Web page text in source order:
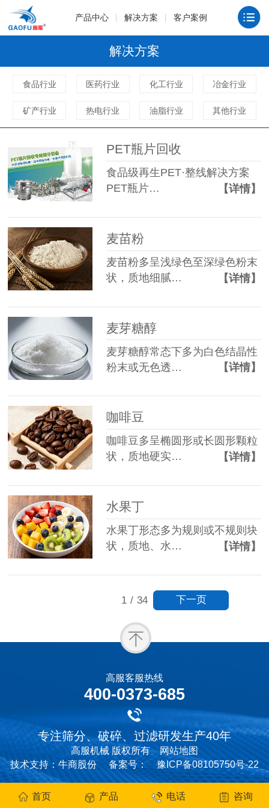
产品中心 解决方案 客户案例
解决方案
食品行业 医药行业 化工行业 冶金行业
矿产行业 热电行业 油脂行业 其他行业
PET瓶片回收
食品级再生PET·整线解决方案
PET瓶片…
【详情】
麦苗粉
麦苗粉多呈浅绿色至深绿色粉末
状，质地细腻…
【详情】
麦芽糖醇
麦芽糖醇常态下多为白色结晶性
粉末或无色透…
【详情】
咖啡豆
咖啡豆多呈椭圆形或长圆形颗粒
状，质地硬实…
【详情】
水果丁
水果丁形态多为规则或不规则块
状，质地、水…
【详情】
1 / 34 下一页
高服客服热线
400-0373-685
专注筛分、破碎、过滤研发生产40年
高服机械 版权所有
网站地图
技术支持：牛商股份
备案号： 豫ICP备08105750号-22
首页 产品 电话 咨询